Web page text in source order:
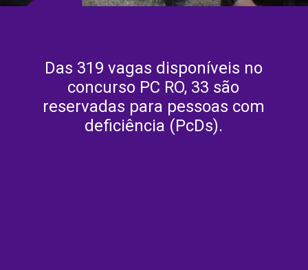
Das 319 vagas disponíveis no
concurso PC RO, 33 são
reservadas para pessoas com
deficiência (PcDs).